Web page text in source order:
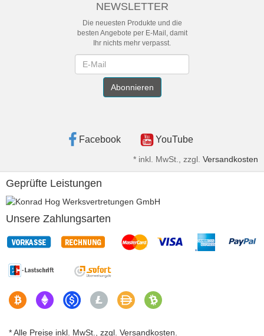
NEWSLETTER
Die neuesten Produkte und die
besten Angebote per E-Mail, damit
Ihr nichts mehr verpasst.
Abonnieren
Facebook YouTube
* inkl. MwSt., zzgl. Versandkosten
Geprüfte Leistungen
Unsere Zahlungsarten
* Alle Preise inkl. MwSt., zzgl. Versandkosten.